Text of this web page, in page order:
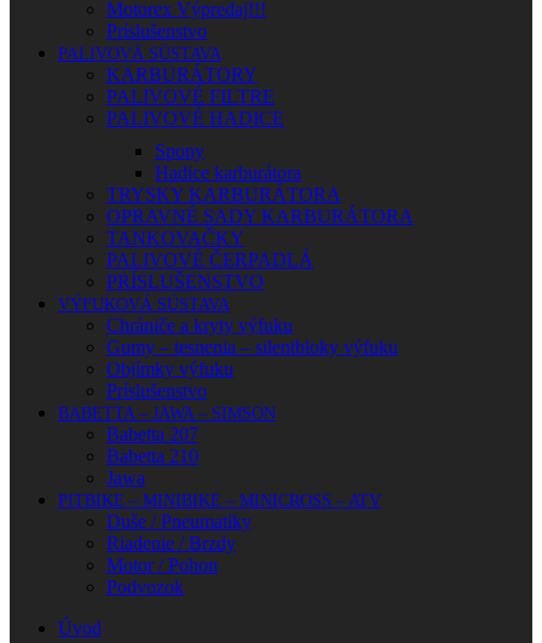
Motorex Výpredaj!!!
Príslušenstvo
PALIVOVÁ SÚSTAVA
KARBURÁTORY
PALIVOVÉ FILTRE
PALIVOVÉ HADICE
Spony
Hadice karburátora
TRYSKY KARBURÁTORA
OPRAVNÉ SADY KARBURÁTORA
TANKOVAČKY
PALIVOVÉ ČERPADLÁ
PRÍSLUŠENSTVO
VÝFUKOVÁ SÚSTAVA
Chrániče a kryty výfuku
Gumy – tesnenia – silentbloky výfuku
Objímky výfuku
Príslušenstvo
BABETTA – JAWA – SIMSON
Babetta 207
Babetta 210
Jawa
PITBIKE – MINIBIKE – MINICROSS – ATV
Duše / Pneumatiky
Riadenie / Brzdy
Motor / Pohon
Podvozok
Úvod